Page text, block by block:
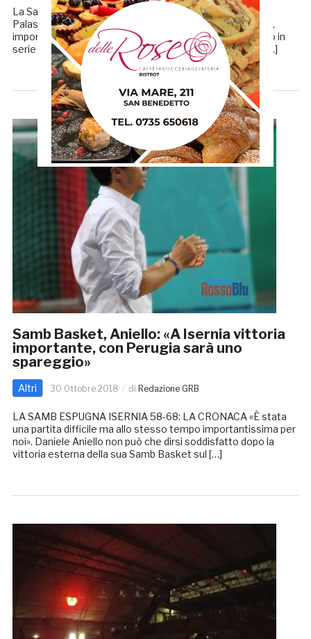
La Sambenedettese Basket si prepara ad ospitare al
Palaspeca di San Benedetto del Tronto il Perugia Basket,
importante squadra del capoluogo umbro con un passato in
serie A. L’incontro è in programma Sabato 3 novembre […]
Samb Basket, Aniello: «A Isernia vittoria
importante, con Perugia sarà uno
spareggio»
Altri 30 Ottobre 2018 di Redazione GRB
LA SAMB ESPUGNA ISERNIA 58-68: LA CRONACA «È stata
una partita difficile ma allo stesso tempo importantissima per
noi». Daniele Aniello non può che dirsi soddisfatto dopo la
vittoria esterna della sua Samb Basket sul […]